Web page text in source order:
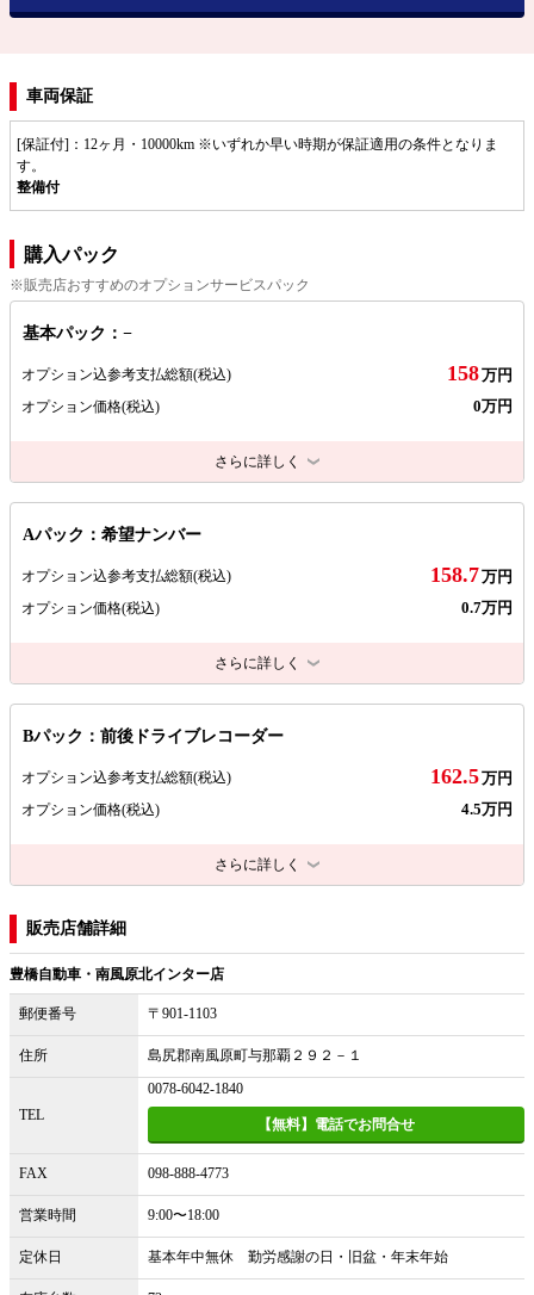
車両保証
[保証付]：12ヶ月・10000km ※いずれか早い時期が保証適用の条件となりま
す。
整備付
購入パック
※販売店おすすめのオプションサービスパック
基本パック：−
オプション込参考支払総額(税込) 158万円
オプション価格(税込) 0万円
さらに詳しく
Aパック：希望ナンバー
オプション込参考支払総額(税込) 158.7万円
オプション価格(税込) 0.7万円
さらに詳しく
Bパック：前後ドライブレコーダー
オプション込参考支払総額(税込) 162.5万円
オプション価格(税込) 4.5万円
さらに詳しく
販売店舗詳細
豊橋自動車・南風原北インター店
郵便番号 〒901-1103
住所 島尻郡南風原町与那覇２９２－１
TEL
0078-6042-1840
【無料】電話でお問合せ
FAX 098-888-4773
営業時間 9:00〜18:00
定休日 基本年中無休 勤労感謝の日・旧盆・年末年始